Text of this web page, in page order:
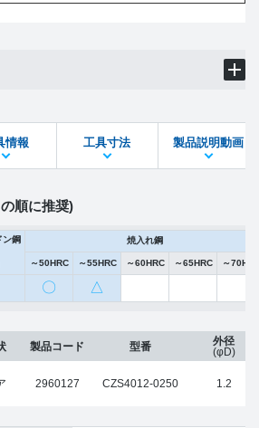
DXFファイル
情報 工具寸法 製品説明動画
順に推奨)
ン鋼
焼入れ鋼
～50HRC ～55HRC ～60HRC ～65HRC ～
〇 △
製品コード
2960127
型番
CZS4012-0250
外径
(φD)
1.2